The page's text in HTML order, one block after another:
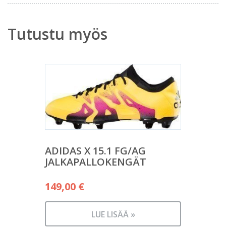
Tutustu myös
ADIDAS X 15.1 FG/AG
JALKAPALLOKENGÄT
149,00 €
LUE LISÄÄ »